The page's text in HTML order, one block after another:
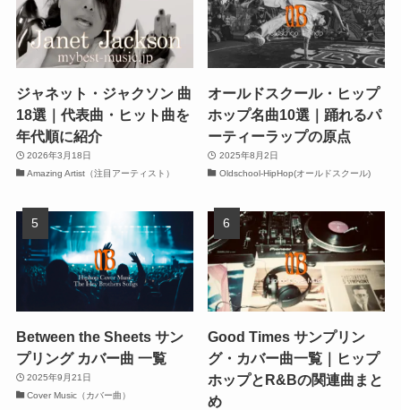
ジャネット・ジャクソン 曲
18選｜代表曲・ヒット曲を
年代順に紹介
2026年3月18日
Amazing Artist（注目アーティスト）
オールドスクール・ヒップ
ホップ名曲10選｜踊れるパ
ーティーラップの原点
2025年8月2日
Oldschool-HipHop(オールドスクール)
Between the Sheets サン
プリング カバー曲 一覧
2025年9月21日
Cover Music（カバー曲）
Good Times サンプリン
グ・カバー曲一覧｜ヒップ
ホップとR&Bの関連曲まと
め